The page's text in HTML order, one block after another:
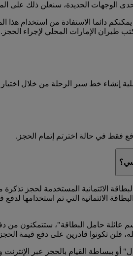
الوجهات الجديدة، سنعلن ذلك على
دائما الاستفادة من استخدام
طيران الإمارات المحلي لإجراء الحجز.
إنشاء خط سير الرحلة من خلال اختيار
فقط في حالة اخترتم إتمام الحجز.
الائتمانية المستخدمة لحجز
الائتمانية التي تم استخدامها
عائلة حامل البطاقة"، ستتمكنون
فلن تكونوا قادرين على دفع قيمة
أو ببساطة القيام بالحجز عبر الإنترنت